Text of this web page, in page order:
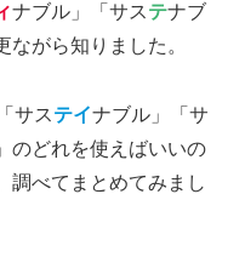
ナブル」「サステナブ
がら知りました。
サステイナブル」「サ
のどれを使えばいいの
調べてまとめてみまし